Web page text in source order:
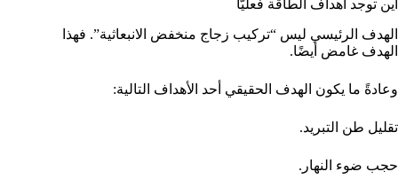
أين توجد أهداف الطاقة فعليًّا
الهدف الرئيسي ليس “تركيب زجاج منخفض الانبعاثية”. فهذا
الهدف غامض أيضًا.
وعادةً ما يكون الهدف الحقيقي أحد الأهداف التالية:
تقليل طن التبريد.
حجب ضوء النهار.